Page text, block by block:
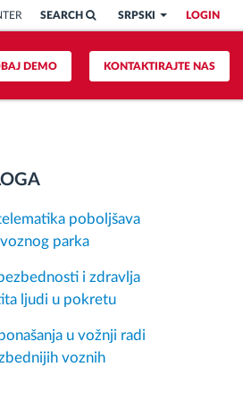
LOGIN
SRPSKI
SEARCH
KONTAKTIRAJTE NAS
DEMO
poboljšava
parka
i zdravlja
ljudi u pokretu
u vožnji radi
voznih